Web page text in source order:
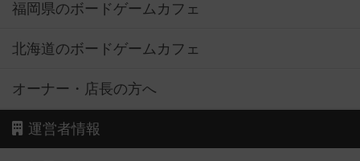
福岡県のボードゲームカフェ
北海道のボードゲームカフェ
オーナー・店長の方へ
運営者情報